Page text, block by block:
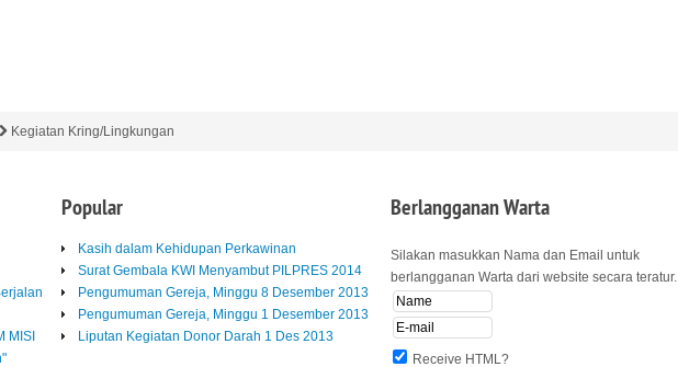
Kegiatan Kring/Lingkungan
MISI
Popular
Kasih dalam Kehidupan Perkawinan
Surat Gembala KWI Menyambut PILPRES 2014
Pengumuman Gereja, Minggu 8 Desember 2013
Pengumuman Gereja, Minggu 1 Desember 2013
Liputan Kegiatan Donor Darah 1 Des 2013
BerlanggananWarta
Silakan masukkan Nama dan Email untuk
berlangganan Warta dari website secara teratur.
Receive HTML?